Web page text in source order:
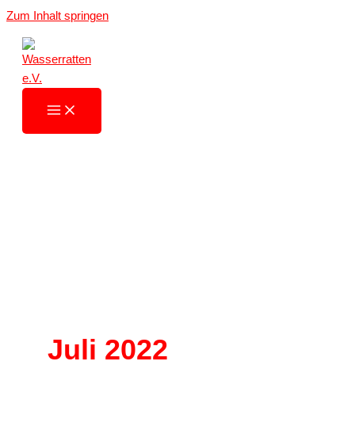
Zum Inhalt springen
Juli 2022